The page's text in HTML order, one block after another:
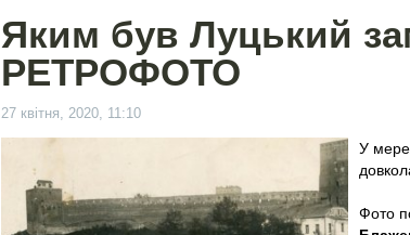
Яким був Луцький
РЕТРОФОТО
27 квітня, 2020, 11:10
У
Фото